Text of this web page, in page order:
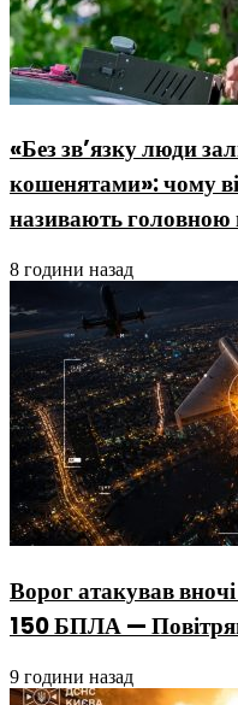
«Без зв’язку люди
кошенятами»: чому
називають
8 години назад
Ворог атакував
150 БПЛА —
9 години назад